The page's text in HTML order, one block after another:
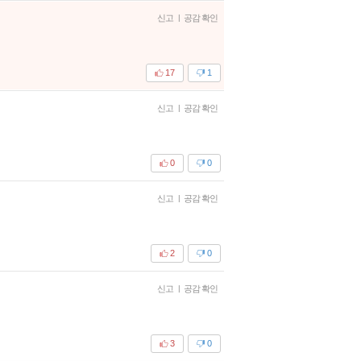
신고 | 공감 확인
1
17
신고 | 공감 확인
0
0
신고 | 공감 확인
0
2
신고 | 공감 확인
0
3